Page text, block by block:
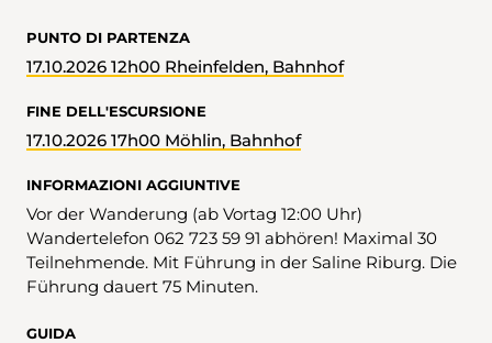
PUNTO DI PARTENZA
17.10.2026 12h00 Rheinfelden, Bahnhof
FINE DELL'ESCURSIONE
17.10.2026 17h00 Möhlin, Bahnhof
INFORMAZIONI AGGIUNTIVE
Vor der Wanderung (ab Vortag 12:00 Uhr)
Wandertelefon 062 723 59 91 abhören! Maximal 30
Teilnehmende. Mit Führung in der Saline Riburg. Die
Führung dauert 75 Minuten.
GUIDA